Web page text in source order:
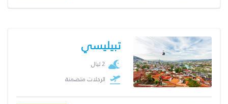
تبيليسي
2 ليال
الرحلات متضمنة